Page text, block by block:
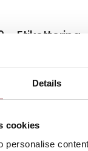
Details
cookies
personalise
- Etikettering